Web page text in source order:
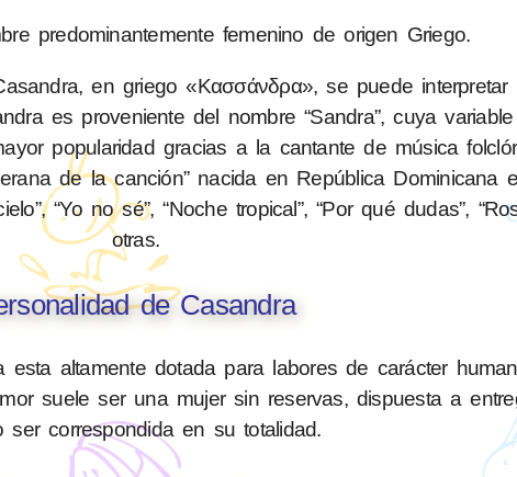
predominantemente femenino de origen Griego.
en griego «Κασσάνδρα», se puede interpretar
es proveniente del nombre “Sandra”, cuya
popularidad gracias a la cantante de música
de la canción” nacida en República Dominicana
“Yo no sé”, “Noche tropical”, “Por qué dudas”,
otras.
de Casandra
altamente dotada para labores de carácter
suele ser una mujer sin reservas, dispuesta a
ser correspondida en su totalidad.